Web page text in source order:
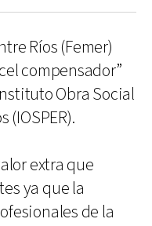
Ríos (Femer)
compensador”
Obra Social
(IOSPER).
extra que
ya que la
de la